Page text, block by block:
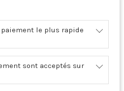
le plus rapide
sont acceptés sur